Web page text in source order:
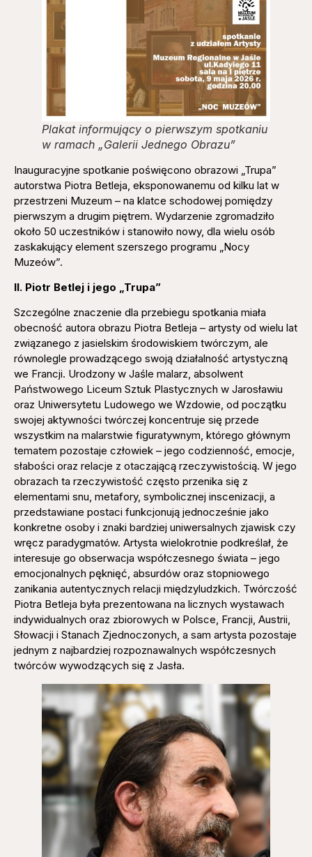
Plakat informujący o pierwszym spotkaniu
w ramach „Galerii Jednego Obrazu”
Inauguracyjne spotkanie poświęcono obrazowi „Trupa”
autorstwa Piotra Betleja, eksponowanemu od kilku lat w
przestrzeni Muzeum – na klatce schodowej pomiędzy
pierwszym a drugim piętrem. Wydarzenie zgromadziło
około 50 uczestników i stanowiło nowy, dla wielu osób
zaskakujący element szerszego programu „Nocy
Muzeów”.
II. Piotr Betlej i jego „Trupa”
Szczególne znaczenie dla przebiegu spotkania miała
obecność autora obrazu Piotra Betleja – artysty od wielu lat
związanego z jasielskim środowiskiem twórczym, ale
równolegle prowadzącego swoją działalność artystyczną
we Francji. Urodzony w Jaśle malarz, absolwent
Państwowego Liceum Sztuk Plastycznych w Jarosławiu
oraz Uniwersytetu Ludowego we Wzdowie, od początku
swojej aktywności twórczej koncentruje się przede
wszystkim na malarstwie figuratywnym, którego głównym
tematem pozostaje człowiek – jego codzienność, emocje,
słabości oraz relacje z otaczającą rzeczywistością. W jego
obrazach ta rzeczywistość często przenika się z
elementami snu, metafory, symbolicznej inscenizacji, a
przedstawiane postaci funkcjonują jednocześnie jako
konkretne osoby i znaki bardziej uniwersalnych zjawisk czy
wręcz paradygmatów. Artysta wielokrotnie podkreślał, że
interesuje go obserwacja współczesnego świata – jego
emocjonalnych pęknięć, absurdów oraz stopniowego
zanikania autentycznych relacji międzyludzkich. Twórczość
Piotra Betleja była prezentowana na licznych wystawach
indywidualnych oraz zbiorowych w Polsce, Francji, Austrii,
Słowacji i Stanach Zjednoczonych, a sam artysta pozostaje
jednym z najbardziej rozpoznawalnych współczesnych
twórców wywodzących się z Jasła.